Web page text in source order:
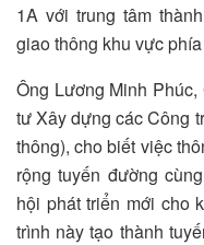
1A với trung tâm
giao thông khu vực phía
Ông Lương Minh
tư Xây dựng các Công
thông), cho biết việc
rộng tuyến đường
hội phát triển mới cho
trình này tạo thành